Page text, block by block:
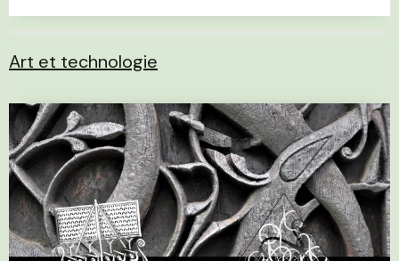
Art et technologie